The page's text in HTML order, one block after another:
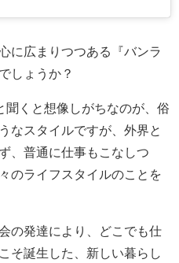
に広まりつつある『バンラ
しょうか？
くと想像しがちなのが、俗
なスタイルですが、外界と
、普通に仕事もこなしつ
のライフスタイルのことを
の発達により、 どこでも仕
そ誕生した、 新しい暮らし